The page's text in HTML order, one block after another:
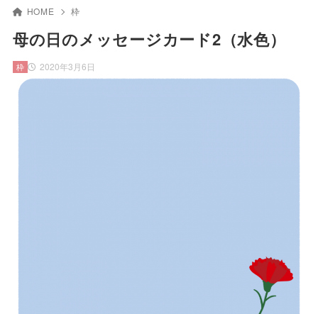
HOME 枠
母の日のメッセージカード2（水色）
2020年3月6日
枠